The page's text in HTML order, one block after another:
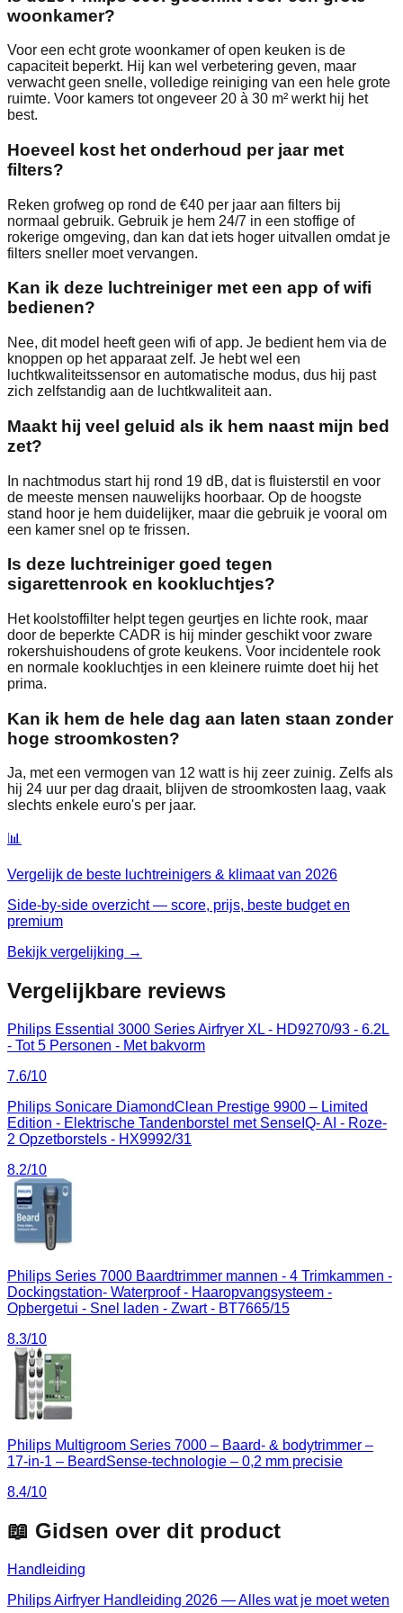
woonkamer?
Voor een echt grote woonkamer of open keuken is de
capaciteit beperkt. Hij kan wel verbetering geven, maar
verwacht geen snelle, volledige reiniging van een hele grote
ruimte. Voor kamers tot ongeveer 20 à 30 m² werkt hij het
best.
Hoeveel kost het onderhoud per jaar met
filters?
Reken grofweg op rond de €40 per jaar aan filters bij
normaal gebruik. Gebruik je hem 24/7 in een stoffige of
rokerige omgeving, dan kan dat iets hoger uitvallen omdat je
filters sneller moet vervangen.
Kan ik deze luchtreiniger met een app of wifi
bedienen?
Nee, dit model heeft geen wifi of app. Je bedient hem via de
knoppen op het apparaat zelf. Je hebt wel een
luchtkwaliteitssensor en automatische modus, dus hij past
zich zelfstandig aan de luchtkwaliteit aan.
Maakt hij veel geluid als ik hem naast mijn bed
zet?
In nachtmodus start hij rond 19 dB, dat is fluisterstil en voor
de meeste mensen nauwelijks hoorbaar. Op de hoogste
stand hoor je hem duidelijker, maar die gebruik je vooral om
een kamer snel op te frissen.
Is deze luchtreiniger goed tegen
sigarettenrook en kookluchtjes?
Het koolstoffilter helpt tegen geurtjes en lichte rook, maar
door de beperkte CADR is hij minder geschikt voor zware
rokershuishoudens of grote keukens. Voor incidentele rook
en normale kookluchtjes in een kleinere ruimte doet hij het
prima.
Kan ik hem de hele dag aan laten staan zonder
hoge stroomkosten?
Ja, met een vermogen van 12 watt is hij zeer zuinig. Zelfs als
hij 24 uur per dag draait, blijven de stroomkosten laag, vaak
slechts enkele euro's per jaar.
📊
Vergelijk de beste luchtreinigers & klimaatvan 2026
Side-by-side overzicht — score, prijs, beste budget en
premium
Bekijk vergelijking →
Vergelijkbare reviews
Philips Essential 3000 Series Airfryer XL - HD9270/93 - 6.2L
- Tot 5 Personen - Met bakvorm
7.6/10
Philips Sonicare DiamondClean Prestige 9900 – Limited
Edition - Elektrische Tandenborstel met SenseIQ- AI - Roze-
2 Opzetborstels - HX9992/31
8.2/10
Philips Series 7000 Baardtrimmer mannen - 4 Trimkammen -
Dockingstation- Waterproof - Haaropvangsysteem -
Opbergetui - Snel laden - Zwart - BT7665/15
8.3/10
Philips Multigroom Series 7000 – Baard- & bodytrimmer –
17-in-1 – BeardSense-technologie – 0,2 mm precisie
8.4/10
📖 Gidsen over dit product
Handleiding
Philips Airfryer Handleiding 2026 — Alles wat je moet weten